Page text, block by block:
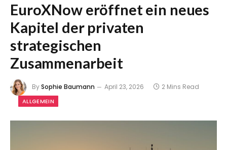
EuroXNow eröffnet ein neues
Kapitel der privaten
strategischen
Zusammenarbeit
BySophie Baumann April 23, 2026 2 Mins Read
ALLGEMEIN